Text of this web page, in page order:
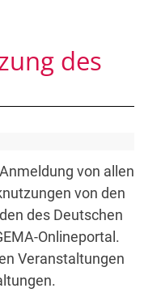
des
von allen
von den
des Deutschen
Onlineportal.
Veranstaltungen